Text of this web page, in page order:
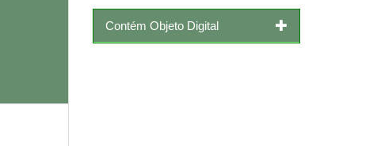
Contém Objeto Digital